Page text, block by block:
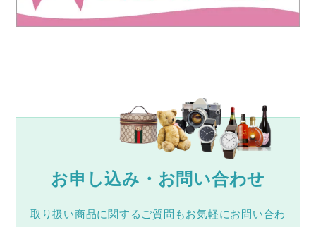
お申し込み・お問い合わせ
取り扱い商品に関するご質問もお気軽にお問い合わ